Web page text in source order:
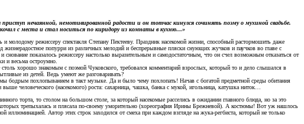
нечаянной, немотивированной радости и он тотчас кинулся сочинять поэму о мухиной свадьбе.
с места и стал носиться по киридору из комнаты в кухню…»
молодому режиссеру спектакля Степану Пектееву. Праздник насекомой жизни, способный растормошить даже
жизнерадостное попурри из различных мелодий и беспрерывные пляски снующих жучков и паучков во главе с
показалось режиссеру настолько выразительным и самодостаточным, что он счел возможным отказаться от
и весьма остроумно.
хорошо знакомым с поэмой Чуковского, требовался комментарий взрослых, который то и дело слышался в
из детей. Ведь умеют же разговаривать?
бодрым похлопыванием в такт музыке. Да и было чему похлопать! Начав с богатой предметной среды обитания
человеческого (насекомого) роста: сахарница, чашка, банка с мукой, игольница, катушка ниток…
торта, то столом на большом столе, за который насекомые расселись в ожидании главного блюда, но за это
трепыхалась и плясала по-своему уморительно (хореография Ирины Брежневой). А костюмы! Вот уж нашлось
Автор этих строк заходился от смеха при каждом взгляде на жука-регбиста, который не только